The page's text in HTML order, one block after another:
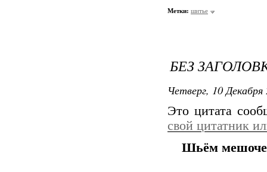
Метки: шитье
БЕЗ
Четверг, 10
Это цитата
свой цитатник
Шьём